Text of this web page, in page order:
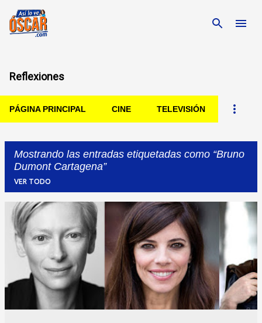
Reflexiones
PÁGINA PRINCIPAL CINE TELEVISIÓN
Mostrando las entradas etiquetadas como Bruno
Dumont Cartagena
VER TODO
Entradas